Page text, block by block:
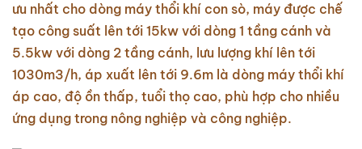
ưu nhất cho dòng máy thổi khí con sò, máy được chế
tạo công suất lên tới 15kw với dòng 1 tầng cánh và
5.5kw với dòng 2 tầng cánh, lưu lượng khí lên tới
1030m3/h, áp xuất lên tới 9.6m là dòng máy thổi khí
áp cao, độ ồn thấp, tuổi thọ cao, phù hợp cho nhiều
ứng dụng trong nông nghiệp và công nghiệp.